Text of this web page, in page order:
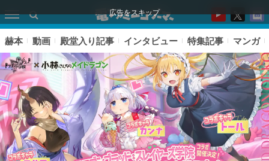
広告をスキップ
赫本 動画 殿堂入り記事 インタビュー 特集記事 マンガ